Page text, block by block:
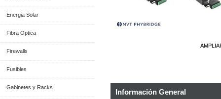
Energia Solar
Fibra Optica
Firewalls
Fusibles
Gabinetes y Racks
Información General